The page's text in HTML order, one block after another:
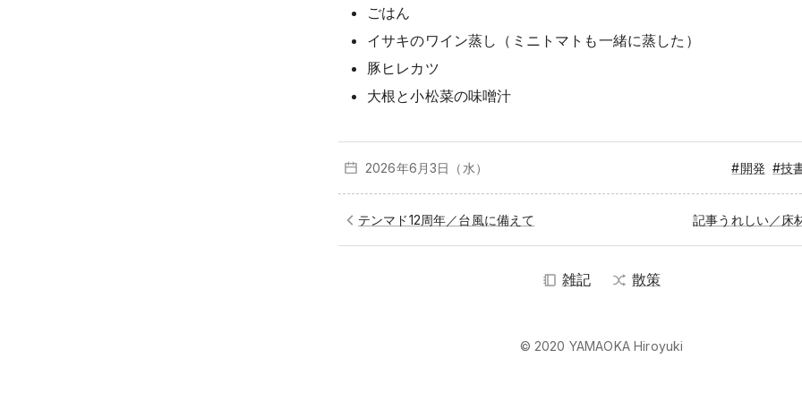
ごはん
イサキのワイン蒸し（ミニトマトも一緒に蒸した）
豚ヒレカツ
大根と小松菜の味噌汁
2026年6月3日（水） #開発 #技
テンマド12周年／台風に備えて 記事うれしい／床
雑記 散策
© 2020 YAMAOKA Hiroyuki